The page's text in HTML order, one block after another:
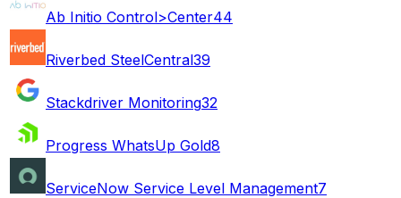
Ab Initio Control>Center44
Riverbed SteelCentral39
Stackdriver Monitoring32
Progress WhatsUp Gold8
ServiceNow Service Level Management7